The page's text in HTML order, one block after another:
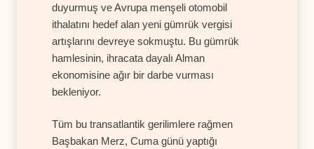
duyurmuş ve Avrupa menşeli otomobil
ithalatını hedef alan yeni gümrük vergisi
artışlarını devreye sokmuştu. Bu gümrük
hamlesinin, ihracata dayalı Alman
ekonomisine ağır bir darbe vurması
bekleniyor.
Tüm bu transatlantik gerilimlere rağmen
Başbakan Merz, Cuma günü yaptığı